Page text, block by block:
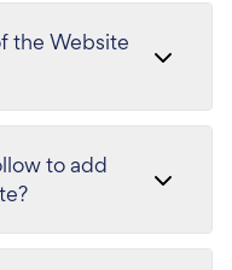
the Website
to add